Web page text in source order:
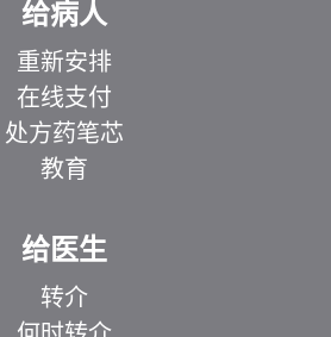
给病人
重新安排
在线支付
处方药笔芯
教育
给医生
转介